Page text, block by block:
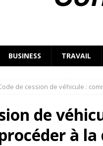
BUSINESS TRAVAIL
de cession de véhicule :
de
à la